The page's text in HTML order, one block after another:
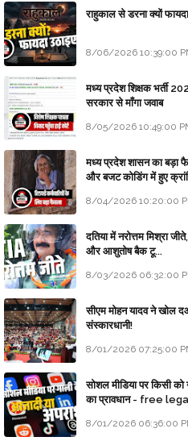
राहुकाल से डरना क्यों
8/06/2026 10:39:00
मध्य प्रदेश शिक्षक भर्ती
सरकार से माँगा जवाब
8/05/2026 10:49:00
मध्य प्रदेश शासन का बड़ा
और बजट कोडिंग में हुए
8/04/2026 10:20:00
दतिया में नरोत्तम मिश्रा
और आशुतोष बैक टू...
8/03/2026 06:32:00
सीएम मोहन यादव ने खोल
संस्कारधानी!
8/01/2026 07:25:00
सोशल मीडिया पर किसी
का प्रावधान - free
8/01/2026 06:36:00